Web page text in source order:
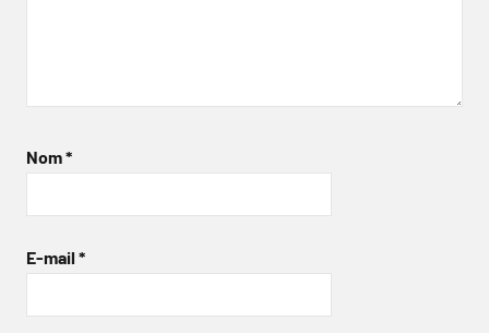
Nom*
E-mail *